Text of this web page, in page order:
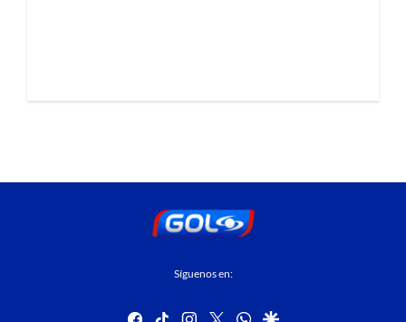
Síguenos en:
facebook
tiktok instagram
twitterwhatsapp
google